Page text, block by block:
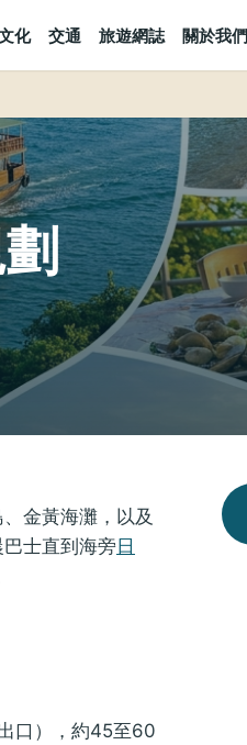
化 交通 旅遊網誌 關於我們
金黃海灘，以及
士直到海旁日
口），約45至60